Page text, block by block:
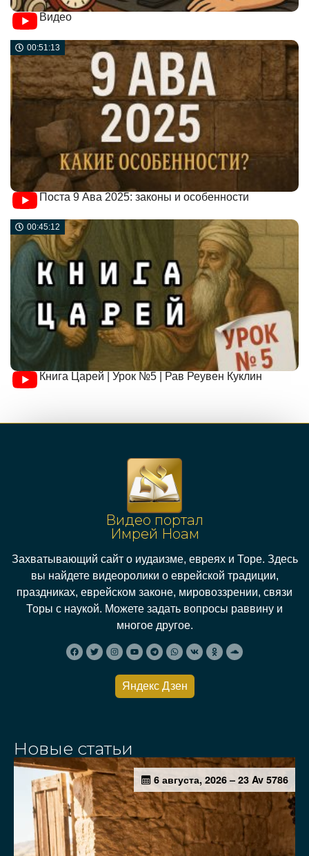
Видео
00:51:13
Поста 9 Ава 2025: законы и особенности
00:45:12
Книга Царей | Урок №5 | Рав Реувен Куклин
Видео портал
Имрей Ноам
Захватывающий сайт о иудаизме, евреях и Торе. Здесь
вы найдете видеоролики о еврейской традиции,
праздниках, еврейском законе, мировоззрении, связи
Торы с наукой. Можете задать вопросы раввину и
многое другое.
Яндекс Дзен
Новые статьи